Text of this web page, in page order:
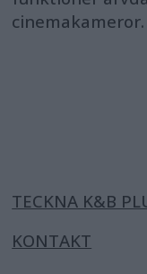
cinemakameror.
TECKNA K&B
KONTAKT